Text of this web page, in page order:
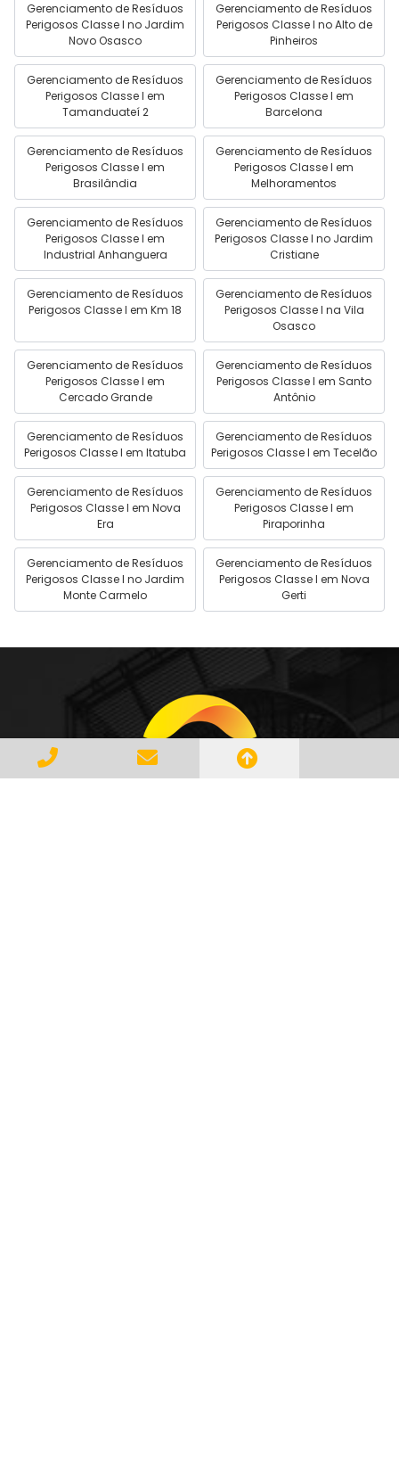
Gerenciamento de Resíduos
Perigosos Classe I no Jardim
Novo Osasco
Gerenciamento de Resíduos
Perigosos Classe I no Alto de
Pinheiros
Gerenciamento de Resíduos
Perigosos Classe I em
Tamanduateí 2
Gerenciamento de Resíduos
Perigosos Classe I em
Barcelona
Gerenciamento de Resíduos
Perigosos Classe I em
Brasilândia
Gerenciamento de Resíduos
Perigosos Classe I em
Melhoramentos
Gerenciamento de Resíduos
Perigosos Classe I em
Industrial Anhanguera
Gerenciamento de Resíduos
Perigosos Classe I no Jardim
Cristiane
Gerenciamento de Resíduos
Perigosos Classe I em Km 18
Gerenciamento de Resíduos
Perigosos Classe I na Vila
Osasco
Gerenciamento de Resíduos
Perigosos Classe I em
Cercado Grande
Gerenciamento de Resíduos
Perigosos Classe I em Santo
Antônio
Gerenciamento de Resíduos
Perigosos Classe I em Itatuba
Gerenciamento de Resíduos
Perigosos Classe I em Tecelão
Gerenciamento de Resíduos
Perigosos Classe I em Nova
Era
Gerenciamento de Resíduos
Perigosos Classe I em
Piraporinha
Gerenciamento de Resíduos
Perigosos Classe I no Jardim
Monte Carmelo
Gerenciamento de Resíduos
Perigosos Classe I em Nova
Gerti